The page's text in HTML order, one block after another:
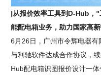
|从报价效率工具到D-Hub，
能配电箱业务，助力国家高
6月26日，广州市令辉电器
与利驰软件达成合作协议，
Hub配电箱识图报价设计一